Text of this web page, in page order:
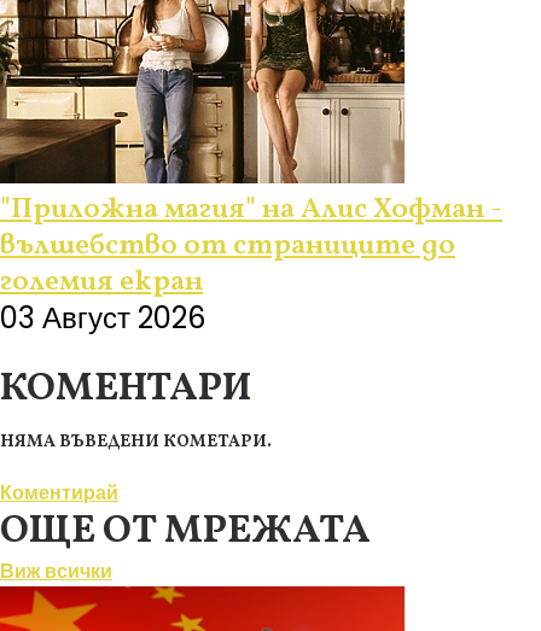
"Приложна магия" на Алис Хофман -
вълшебство от страниците до
големия екран
03 Август 2026
КОМЕНТАРИ
НЯМА ВЪВЕДЕНИ КОМЕТАРИ.
Коментирай
ОЩЕ ОТ МРЕЖАТА
Виж всички